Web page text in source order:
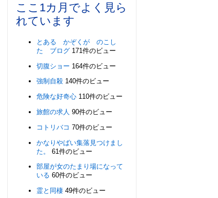
ここ1カ月でよく見ら
れています
とある かぞくが のこし
た ブログ 171件のビュー
切腹ショー 164件のビュー
強制自殺 140件のビュー
危険な好奇心 110件のビュー
旅館の求人 90件のビュー
コトリバコ 70件のビュー
かなりやばい集落見つけまし
た。
61件のビュー
部屋が女のたまり場になって
いる 60件のビュー
霊と同棲 49件のビュー